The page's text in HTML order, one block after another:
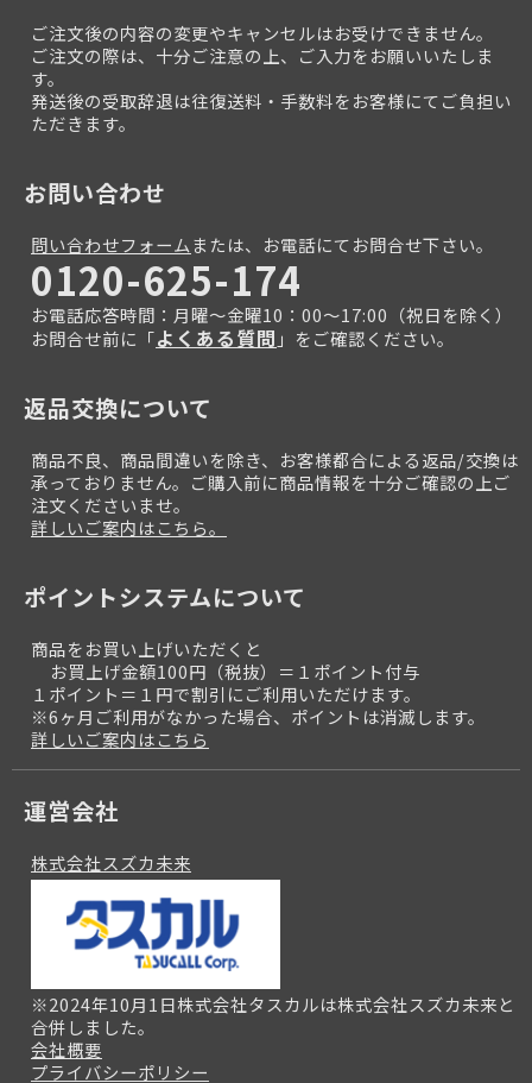
ご注文後の内容の変更やキャンセルはお受けできません。
ご注文の際は、十分ご注意の上、ご入力をお願いいたしま
す。
発送後の受取辞退は往復送料・手数料をお客様にてご負担い
ただきます。
お問い合わせ
問い合わせフォームまたは、お電話にてお問合せ下さい。
0120-625-174
お電話応答時間：月曜～金曜10：00～17:00（祝日を除く）
お問合せ前に「よくある質問 」をご確認ください。
返品交換について
商品不良、商品間違いを除き、お客様都合による返品/交換は
承っておりません。ご購入前に商品情報を十分ご確認の上ご
注文くださいませ。
詳しいご案内はこちら。
ポイントシステムについて
商品をお買い上げいただくと
お買上げ金額100円（税抜）＝１ポイント付与
１ポイント＝１円で割引にご利用いただけます。
※6ヶ月ご利用がなかった場合、ポイントは消滅します。
詳しいご案内はこちら
運営会社
株式会社スズカ未来
※2024年10月1日株式会社タスカルは株式会社スズカ未来と
合併しました。
会社概要
プライバシーポリシー